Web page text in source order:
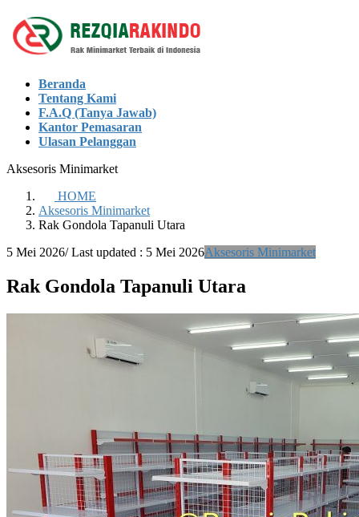
Skip
to
the
Skip
to
the
Beranda
Tentang Kami
F.A.Q (Tanya Jawab)
Kantor Pemasaran
Ulasan Pelanggan
Aksesoris Minimarket
HOME
Aksesoris Minimarket
Rak Gondola Tapanuli Utara
5 Mei 2026/ Last updated : 5 Mei 2026Aksesoris Minimarket
Rak Gondola Tapanuli Utara